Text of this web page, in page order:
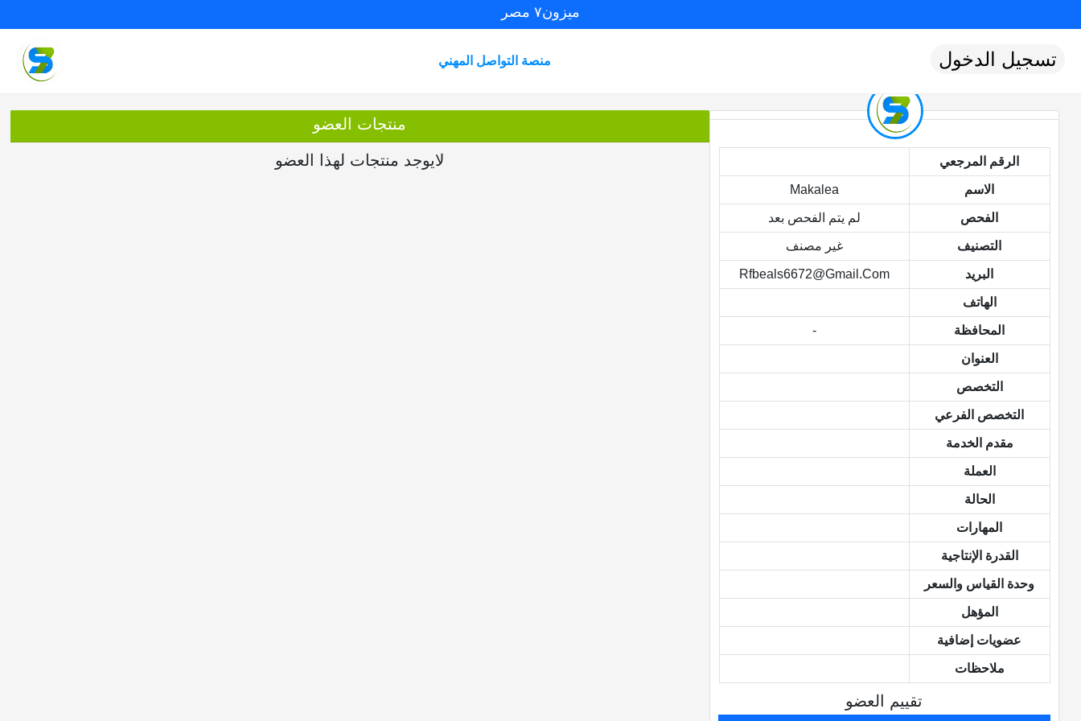
ميزون٧ مصر
منصة التواصل المهني تسجيل الدخول
الرقم المرجعي
الاسم Makalea
الفحص لم يتم الفحص بعد
التصنيف غير مصنف
البريد Rfbeals6672@gmail.com
الهاتف
المحافظة -
العنوان
التخصص
التخصص الفرعي
مقدم الخدمة
العملة
الحالة
المهارات
القدرة الإنتاجية
وحدة القياس والسعر
المؤهل
عضويات إضافية
ملاحظات
تقييم العضو
منتجات العضو
لايوجد منتجات لهذا العضو